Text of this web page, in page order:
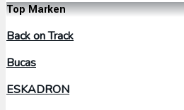
Top Marken
Back on Track
Bucas
ESKADRON